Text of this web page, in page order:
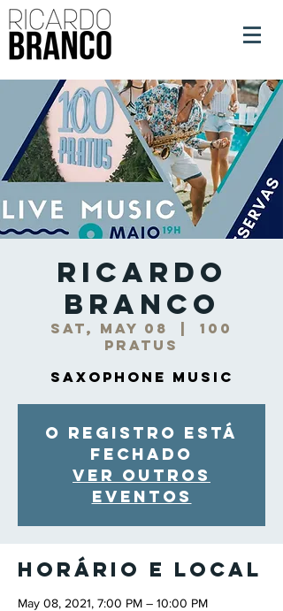
Ricardo
Branco
Sat, May 08
100
PRATUS
Saxophone Music
O registro está
fechado
Ver outros
eventos
Horário e local
May 08, 2021, 7:00 PM – 10:00 PM